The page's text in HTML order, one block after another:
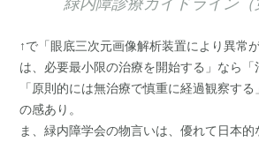
↑で「眼底三次元画像解析装置により異常
は、必要最小限の治療を開始する」なら「
「原則的には無治療で慎重に経過観察す
の感あり。
ま、緑内障学会の物言いは、優れて日本